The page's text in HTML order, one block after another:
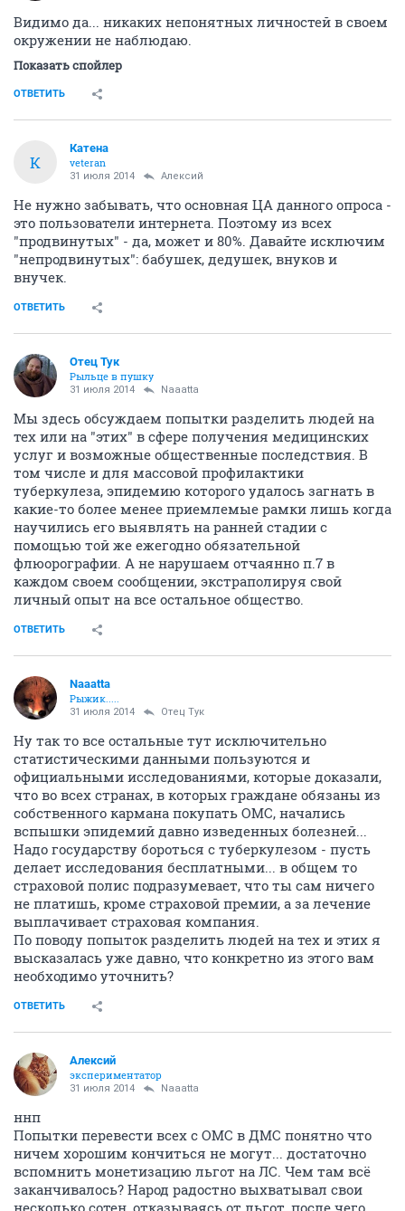
Видимо да... никаких непонятных личностей в своем
окружении не наблюдаю.
Показать спойлер
ОТВЕТИТЬ
К
Катена
veteran
31 июля 2014 Алексий
Не нужно забывать, что основная ЦА данного опроса -
это пользователи интернета. Поэтому из всех
"продвинутых" - да, может и 80%. Давайте исключим
"непродвинутых": бабушек, дедушек, внуков и
внучек.
ОТВЕТИТЬ
Отец Тук
Рыльце в пушку
31 июля 2014 Naaatta
Мы здесь обсуждаем попытки разделить людей на
тех или на "этих" в сфере получения медицинских
услуг и возможные общественные последствия. В
том числе и для массовой профилактики
туберкулеза, эпидемию которого удалось загнать в
какие-то более менее приемлемые рамки лишь когда
научились его выявлять на ранней стадии с
помощью той же ежегодно обязательной
флюорографии. А не нарушаем отчаянно п.7 в
каждом своем сообщении, экстраполируя свой
личный опыт на все остальное общество.
ОТВЕТИТЬ
Naaatta
Рыжик.....
31 июля 2014 Отец Тук
Ну так то все остальные тут исключительно
статистическими данными пользуются и
официальными исследованиями, которые доказали,
что во всех странах, в которых граждане обязаны из
собственного кармана покупать ОМС, начались
вспышки эпидемий давно изведенных болезней...
Надо государству бороться с туберкулезом - пусть
делает исследования бесплатными... в общем то
страховой полис подразумевает, что ты сам ничего
не платишь, кроме страховой премии, а за лечение
выплачивает страховая компания.
По поводу попыток разделить людей на тех и этих я
высказалась уже давно, что конкретно из этого вам
необходимо уточнить?
ОТВЕТИТЬ
Алексий
экспериментатор
31 июля 2014 Naaatta
ннп
Попытки перевести всех с ОМС в ДМС понятно что
ничем хорошим кончиться не могут... достаточно
вспомнить монетизацию льгот на ЛС. Чем там всё
заканчивалось? Народ радостно выхватывал свои
несколько сотен, отказываясь от льгот, после чего